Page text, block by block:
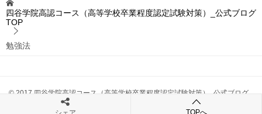
四谷学院高認コース（高等学校卒業程度認定試験対策）_公式ブログ
TOP
勉強法
© 2017 四谷学院高認コース（高等学校卒業程度認定試験対策）_公式ブログ
TOPへ